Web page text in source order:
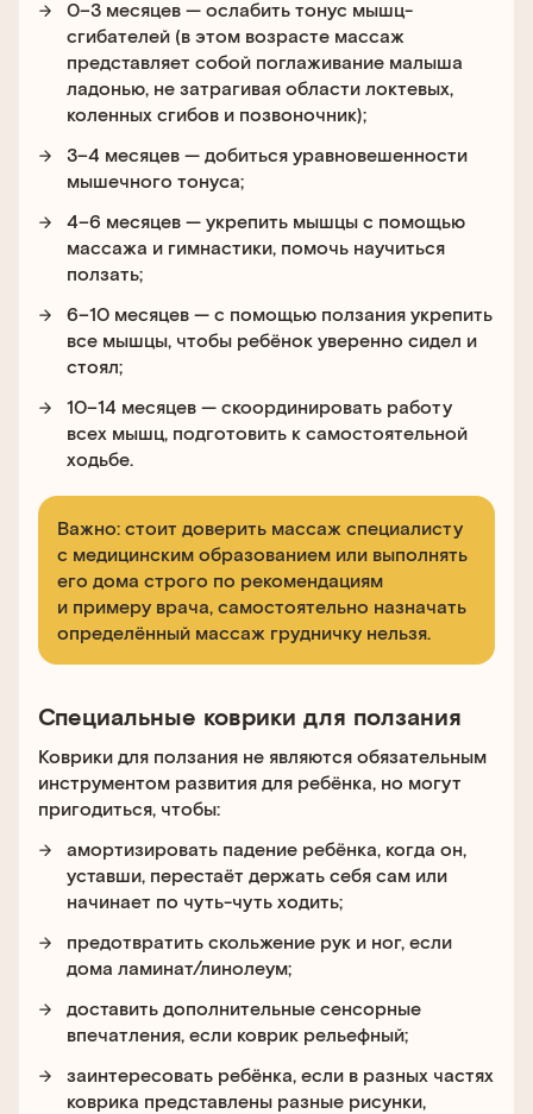
0–3 месяцев — ослабить тонус мышц-
сгибателей (в этом возрасте массаж
представляет собой поглаживание малыша
ладонью, не затрагивая области локтевых,
коленных сгибов и позвоночник);
3–4 месяцев — добиться уравновешенности
мышечного тонуса;
4–6 месяцев — укрепить мышцы с помощью
массажа и гимнастики, помочь научиться
ползать;
6–10 месяцев — с помощью ползания укрепить
все мышцы, чтобы ребёнок уверенно сидел и
стоял;
10–14 месяцев — скоординировать работу
всех мышц, подготовить к самостоятельной
ходьбе.
Важно: стоит доверить массаж специалисту
с медицинским образованием или выполнять
его дома строго по рекомендациям
и примеру врача, самостоятельно назначать
определённый массаж грудничку нельзя.
Специальные коврики для ползания
Коврики для ползания не являются обязательным
инструментом развития для ребёнка, но могут
пригодиться, чтобы:
амортизировать падение ребёнка, когда он,
уставши, перестаёт держать себя сам или
начинает по чуть-чуть ходить;
предотвратить скольжение рук и ног, если
дома ламинат/линолеум;
доставить дополнительные сенсорные
впечатления, если коврик рельефный;
заинтересовать ребёнка, если в разных частях
коврика представлены разные рисунки,